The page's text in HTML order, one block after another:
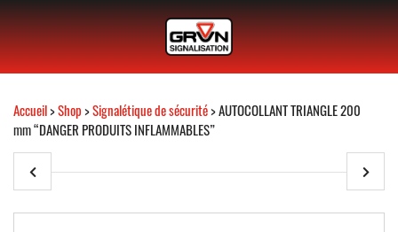
Accueil>Shop>Signalétique de sécurité> AUTOCOLLANT TRIANGLE 200
mm “DANGER PRODUITS INFLAMMABLES”